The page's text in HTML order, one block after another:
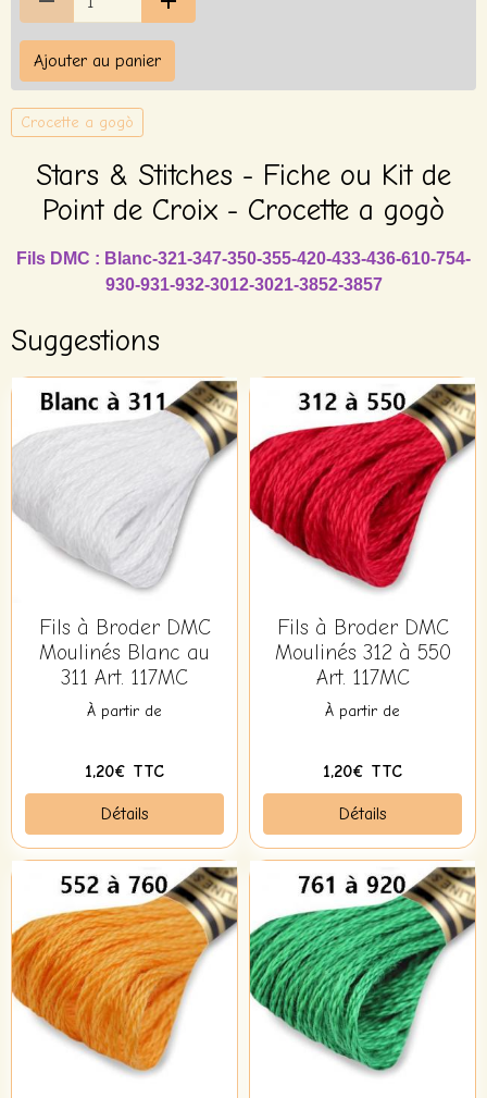
Ajouter au panier
Crocette a gogò
Stars & Stitches - Fiche ou Kit de
Point de Croix - Crocette a gogò
Fils DMC : Blanc-321-347-350-355-420-433-436-610-754-
930-931-932-3012-3021-3852-3857
Suggestions
Fils à Broder DMC
Moulinés Blanc au
311 Art. 117MC
À partir de
1,20€ TTC
Détails
Fils à Broder DMC
Moulinés 312 à 550
Art. 117MC
À partir de
1,20€ TTC
Détails